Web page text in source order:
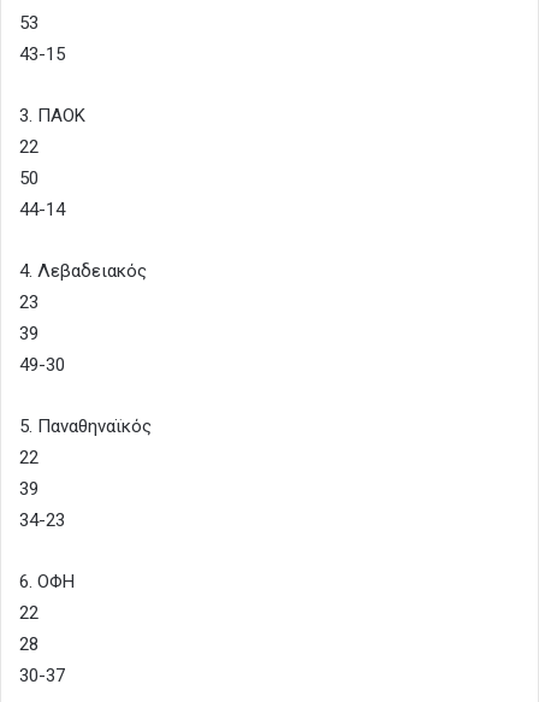
53
43-15
3. ΠΑΟΚ
22
50
44-14
4. Λεβαδειακός
23
39
49-30
5. Παναθηναϊκός
22
39
34-23
6. ΟΦΗ
22
28
30-37